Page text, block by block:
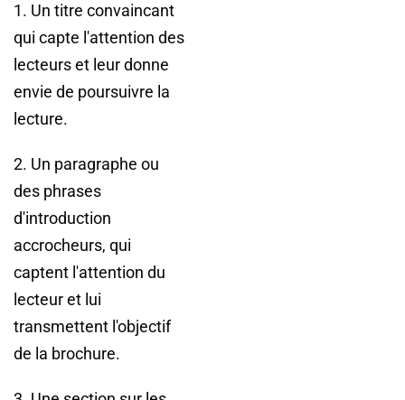
1. Un titre convaincant
qui capte l'attention des
lecteurs et leur donne
envie de poursuivre la
lecture.
2. Un paragraphe ou
des phrases
d'introduction
accrocheurs, qui
captent l'attention du
lecteur et lui
transmettent l'objectif
de la brochure.